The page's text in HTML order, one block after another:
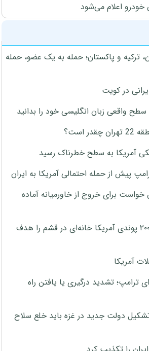
خودرو اعلام می‌شود
ترکیه و پاکستان؛ حمله به یک عضو، حمله
در کویت
واقعی زبان انگلیسی خود را بدانید
است؟
آمریکا به سطح خطرناک رسید
پیش از حمله احتمالی آمریکا به ایران
خواست برای خروج از خاورمیانه آماده
نیویورک‌تایمز: بمب ۲۰۰۰ پوندی آمریکا خانه‌ای در قشم را هدف
آمریکا
ترامپ؛ تشدید درگیری یا یافتن راه
دولت جدید در غزه باید خلع سلاح